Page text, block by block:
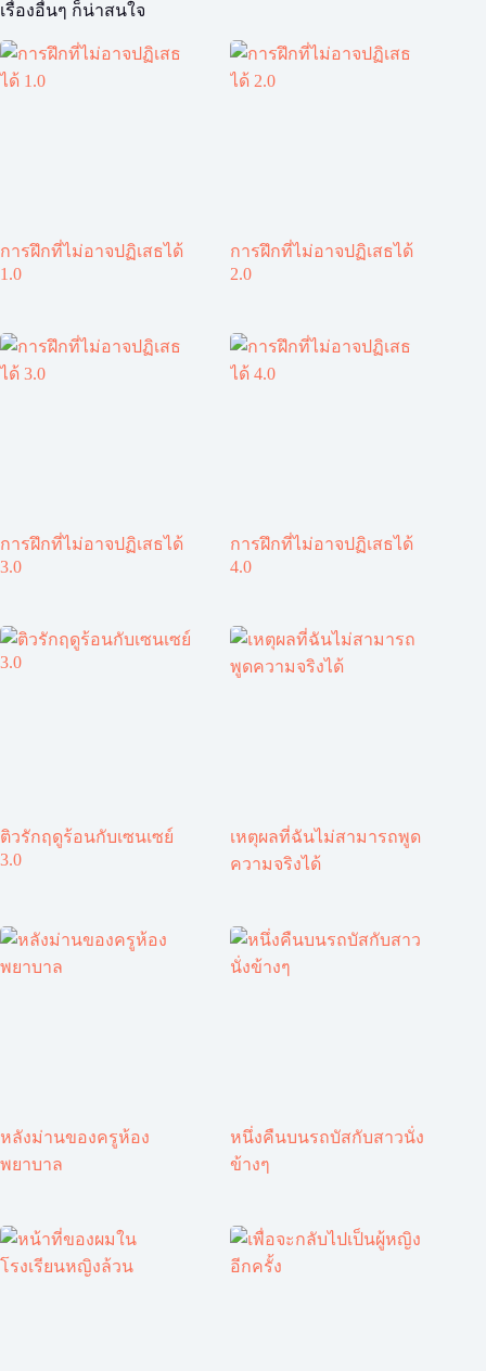
เรื่องอื่นๆ ก็น่าสนใจ
การฝึกที่ไม่อาจปฏิเสธได้
1.0
การฝึกที่ไม่อาจปฏิเสธได้
2.0
การฝึกที่ไม่อาจปฏิเสธได้
3.0
การฝึกที่ไม่อาจปฏิเสธได้
4.0
ติวรักฤดูร้อนกับเซนเซย์
3.0
เหตุผลที่ฉันไม่สามารถพูด
ความจริงได้
หลังม่านของครูห้อง
พยาบาล
หนึ่งคืนบนรถบัสกับสาวนั่ง
ข้างๆ